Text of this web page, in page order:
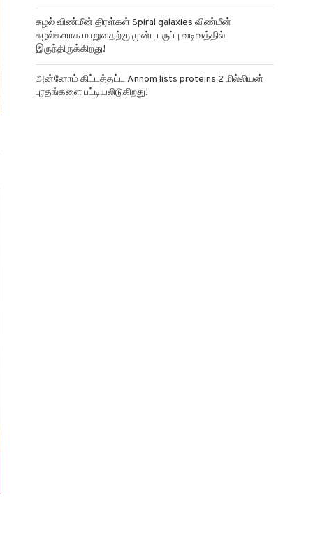
சுழல் விண்மீன் திரள்கள் Spiral galaxies விண்மீன்
சுழல்களாக மாறுவதற்கு முன்பு பருப்பு வடிவத்தில்
இருந்திருக்கிறது!
அன்னோம் கிட்டத்தட்ட Annom lists proteins 2 மில்லியன்
புரதங்களை பட்டியலிடுகிறது!